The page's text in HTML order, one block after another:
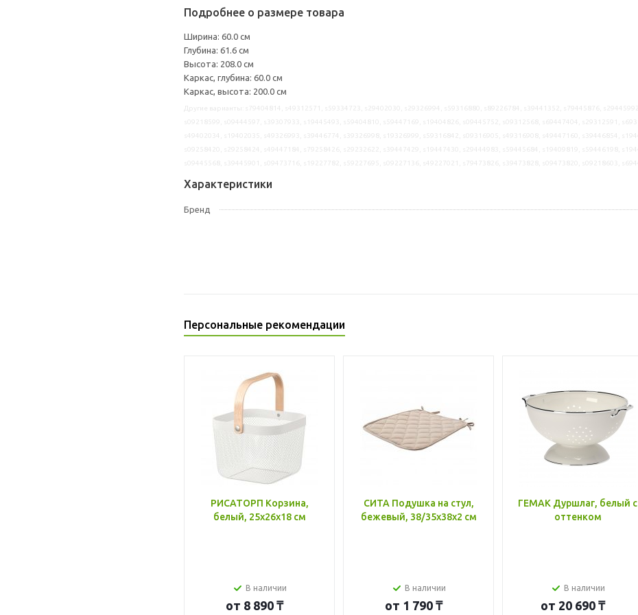
Подробнее о размере товара
Ширина: 60.0 см
Глубина: 61.6 см
Высота: 208.0 см
Каркас, глубина: 60.0 см
Каркас, высота: 200.0 см
Характеристики
Бренд
Персональные рекомендации
РИСАТОРП Корзина,
белый, 25x26x18 см
В наличии
от 8 890 ₸
СИТА Подушка на стул,
бежевый, 38/35x38x2 см
В наличии
от 1 790 ₸
ГЕМАК Дуршлаг, белый с
оттенком
В наличии
от 20 690 ₸